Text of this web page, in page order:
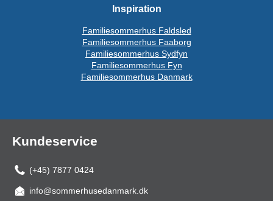
Inspiration
Familiesommerhus Faldsled
Familiesommerhus Faaborg
Familiesommerhus Sydfyn
Familiesommerhus Fyn
Familiesommerhus Danmark
Kundeservice
(+45) 7877 0424
info@sommerhusedanmark.dk